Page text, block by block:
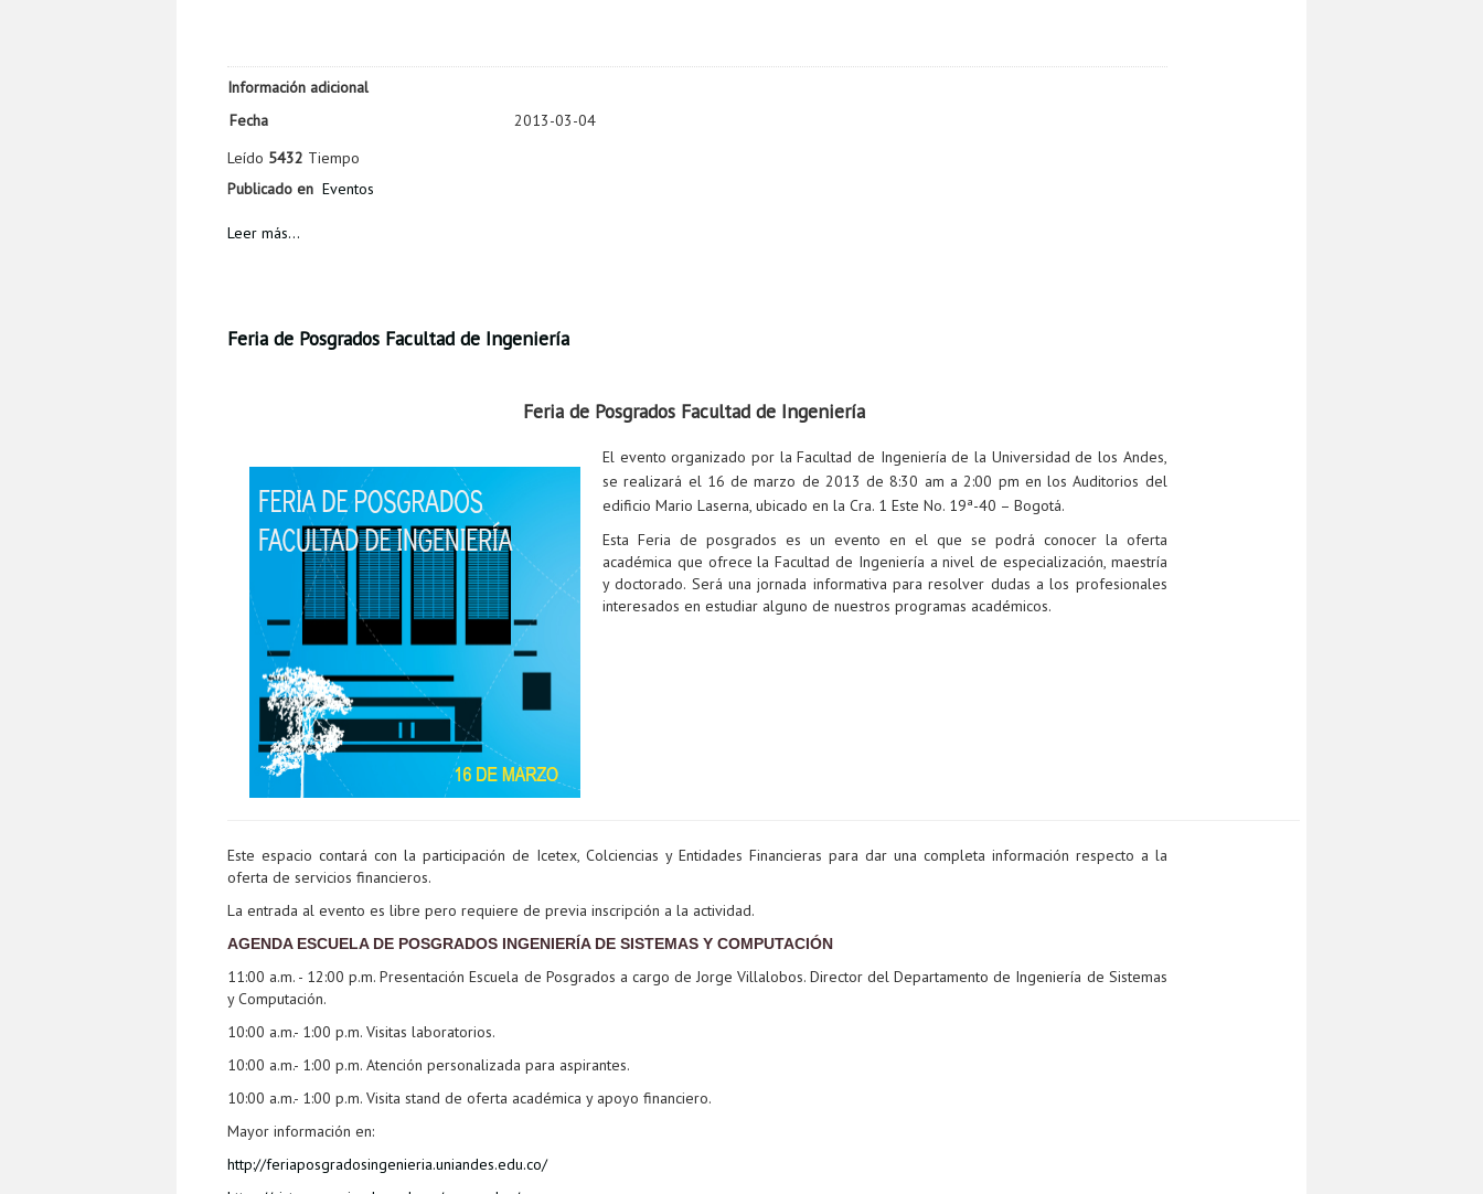
Información adicional
Fecha
2013-03-04
Leído 5432 Tiempo
Publicado en Eventos
Leer más...
Feria de Posgrados Facultad de Ingeniería
Feria de Posgrados Facultad de Ingeniería
El evento organizado por la Facultad de Ingeniería de la Universidad de los Andes,
se realizará el 16 de marzo de 2013 de 8:30 am a 2:00 pm en los Auditorios del
edificio Mario Laserna, ubicado en la Cra. 1 Este No. 19ª-40 – Bogotá.
Esta Feria de posgrados es un evento en el que se podrá conocer la oferta
académica que ofrece la Facultad de Ingeniería a nivel de especialización, maestría
y doctorado. Será una jornada informativa para resolver dudas a los profesionales
interesados en estudiar alguno de nuestros programas académicos.
Este espacio contará con la participación de Icetex, Colciencias y Entidades Financieras para dar una completa información respecto a la
oferta de servicios financieros.
La entrada al evento es libre pero requiere de previa inscripción a la actividad.
AGENDA ESCUELA DE POSGRADOS INGENIERÍA DE SISTEMAS Y COMPUTACIÓN
11:00 a.m. - 12:00 p.m. Presentación Escuela de Posgrados a cargo de Jorge Villalobos. Director del Departamento de Ingeniería de Sistemas
y Computación.
10:00 a.m.- 1:00 p.m. Visitas laboratorios.
10:00 a.m.- 1:00 p.m. Atención personalizada para aspirantes.
10:00 a.m.- 1:00 p.m. Visita stand de oferta académica y apoyo financiero.
Mayor información en:
http://feriaposgradosingenieria.uniandes.edu.co/